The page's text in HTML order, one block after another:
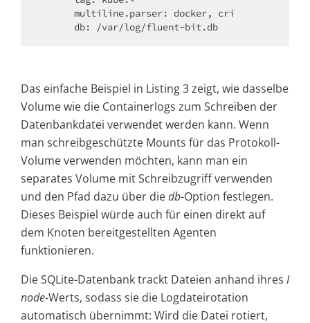
Das einfache Beispiel in Listing 3 zeigt, wie dasselbe
Volume wie die Containerlogs zum Schreiben der
Datenbankdatei verwendet werden kann. Wenn
man schreibgeschützte Mounts für das Protokoll-
Volume verwenden möchten, kann man ein
separates Volume mit Schreibzugriff verwenden
und den Pfad dazu über diedb-Option festlegen.
Dieses Beispiel würde auch für einen direkt auf
dem Knoten bereitgestellten Agenten
funktionieren.
Die SQLite-Datenbank trackt Dateien anhand ihres I
node-Werts, sodass sie die Logdateirotation
automatisch übernimmt: Wird die Datei rotiert,